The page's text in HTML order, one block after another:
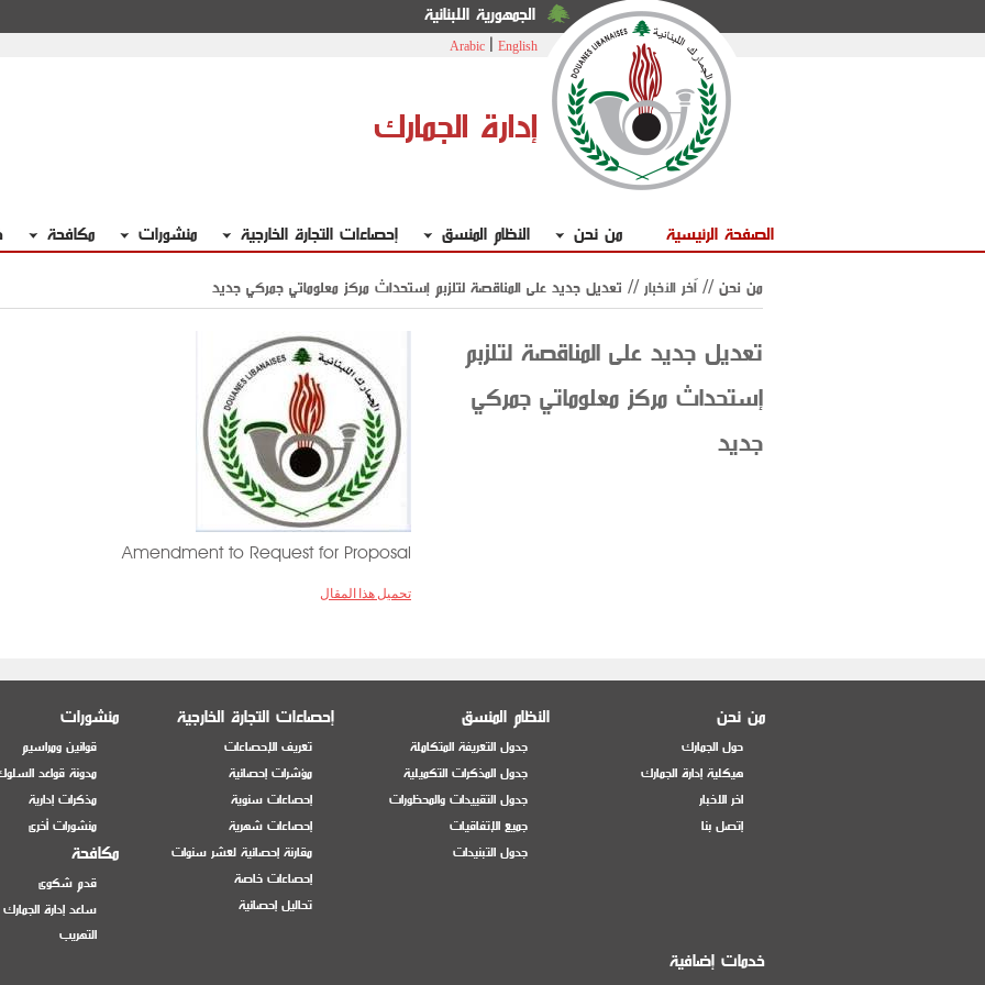
الجمهورية اللبنانية
Arabic English
إدارة الجمارك
الصفحة الرئيسية من نحن النظام المنسق إحصاءات التجارة الخارجية منشورات مكافحة
من نحن // اّخر الأخبار// تعديل جديد على المناقصة لتلزبم إستحداث مركز معلوماتي جمركي جديد
Amendment to Request for Proposal
تحميل هذا المقال
تعديل جديد على المناقصة لتلزبم
إستحداث مركز معلوماتي جمركي
جديد
من نحن
حول الجمارك
هيكلية إدارة الجمارك
اخر الاخبار
إتصل بنا
النظام المنسق
جدول التعريفة المتكاملة
جدول المذكرات التكميلية
جدول التقييدات والمحظورات
جميع الإتفاقيات
جدول التبنيدات
إحصاءات التجارة الخارجية
تعريف الإحصاءات
مؤشرات إحصائية
إحصاءات سنوية
إحصاءات شهرية
مقارنة إحصائية لعشر سنوات
إحصاءات خاصة
تحاليل إحصائية
منشورات
قوانين ومراسيم
مدونة قواعد
مذكرات إدارية
منشورات أخرى
مكافحة
قدم شكوى
ساعد إدارة
التهريب
خدمات إضافية